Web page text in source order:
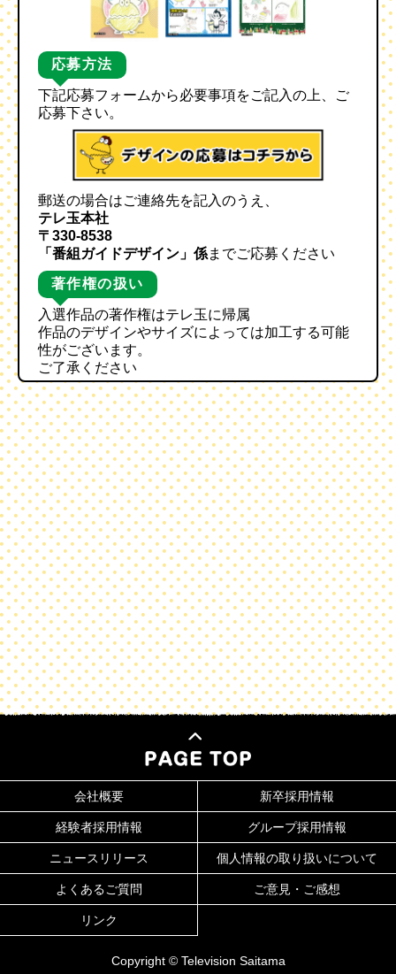
応募方法
下記応募フォームから必要事項をご記入の上、ご
応募下さい。
郵送の場合はご連絡先を記入のうえ、
テレ玉本社
〒330-8538
「番組ガイドデザイン」係までご応募ください
著作権の扱い
入選作品の著作権はテレ玉に帰属
作品のデザインやサイズによっては加工する可能
性がございます。
ご了承ください
会社概要 新卒採用情報
経験者採用情報 グループ採用情報
ニュースリリース 個人情報の取り扱いについて
よくあるご質問 ご意見・ご感想
リンク
Copyright © Television Saitama